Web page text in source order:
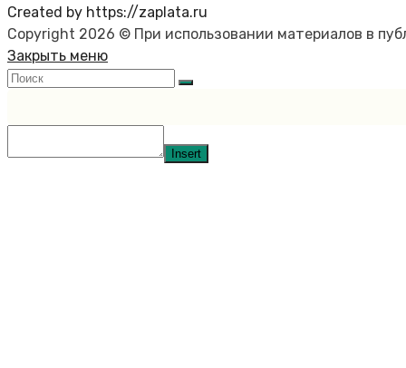
Created by https://zaplata.ru
Copyright 2026 © При использовании материалов в
Закрыть меню
Insert